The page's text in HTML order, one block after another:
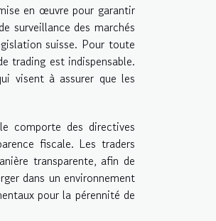
en œuvre pour garantir
surveillance des marchés
suisse. Pour toute
trading est indispensable.
visent à assurer que les
comporte des directives
fiscale. Les traders
transparente, afin de
dans un environnement
pour la pérennité de